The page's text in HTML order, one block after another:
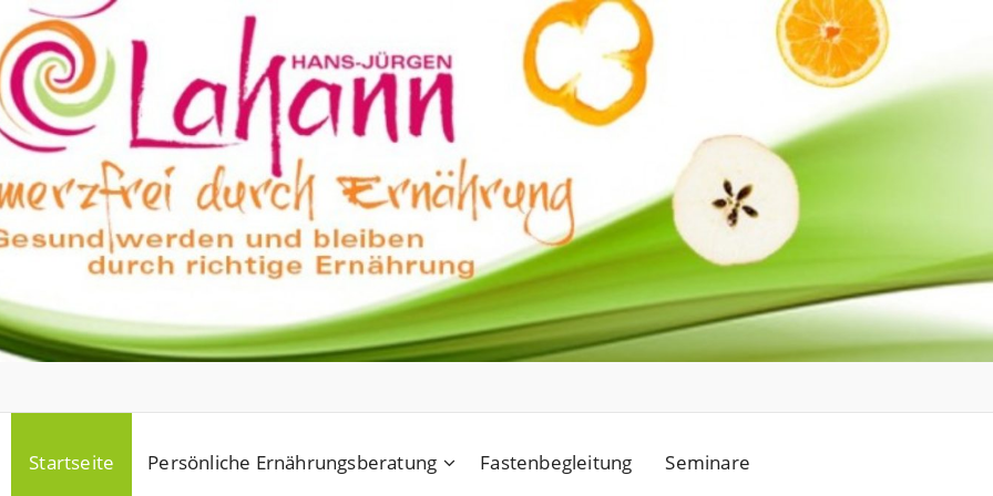
Startseite Persönliche Ernährungsberatung Fastenbegleitung Seminare